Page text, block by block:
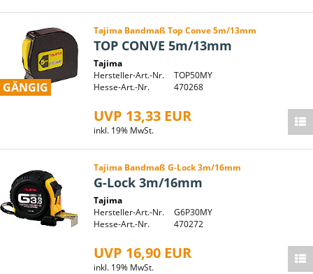
GÄNGIG
Tajima Bandmaß Top Conve 5m/13mm
TOP CONVE 5m/13mm
Tajima
Hersteller-Art.-Nr.
TOP50MY
Hesse-Art.-Nr.
470268
UVP 13,33 EUR
inkl. 19% MwSt.
Tajima Bandmaß G-Lock 3m/16mm
G-Lock 3m/16mm
Tajima
Hersteller-Art.-Nr.
G6P30MY
Hesse-Art.-Nr.
470272
UVP 16,90 EUR
inkl. 19% MwSt.